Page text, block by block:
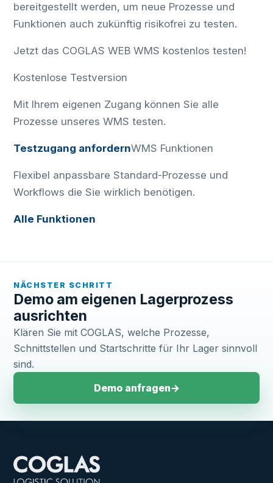
bereitgestellt werden, um neue Prozesse und
Funktionen auch zukünftig risikofrei zu testen.
Jetzt das COGLAS WEB WMS kostenlos testen!
Kostenlose Testversion
Mit Ihrem eigenen Zugang können Sie alle
Prozesse unseres WMS testen.
Testzugang anfordernWMS Funktionen
Flexibel anpassbare Standard-Prozesse und
Workflows die Sie wirklich benötigen.
Alle Funktionen
NÄCHSTER SCHRITT
Demo am eigenen Lagerprozess
ausrichten
Klären Sie mit COGLAS, welche Prozesse,
Schnittstellen und Startschritte für Ihr Lager sinnvoll
sind.
Demo anfragen→